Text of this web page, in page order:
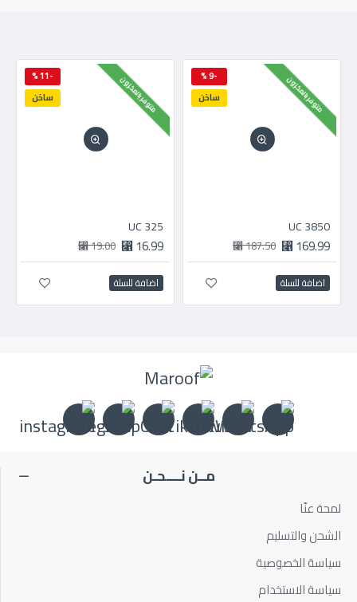
متوفر بالمخزون ساخن
-9 %
3850 UC
169.99 ⃁
187.50 ⃁
اضافة للسلة
متوفر بالمخزون ساخن
-11 %
325 UC
16.99 ⃁
19.00 ⃁
اضافة للسلة
مــن نــــحـن
لمحة عنّا
الشحن والتسليم
سياسة الخصوصية
سياسة الاستخدام